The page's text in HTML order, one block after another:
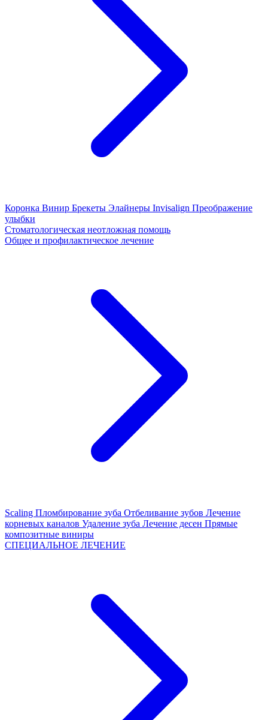
Коронка Винир Брекеты Элайнеры Invisalign Преображение
улыбки
Стоматологическая неотложная помощь
Общее и профилактическое лечение
Scaling Пломбирование зуба Отбеливание зубов Лечение
корневых каналов Удаление зуба Лечение десен Прямые
композитные виниры
СПЕЦИАЛЬНОЕ ЛЕЧЕНИЕ